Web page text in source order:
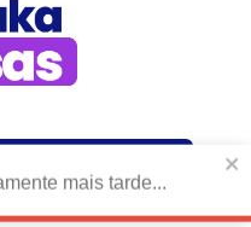
mais tarde...